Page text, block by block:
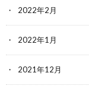
2022年2月
2022年1月
2021年12月